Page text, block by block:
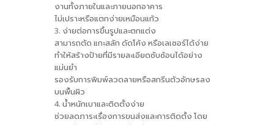
งานทั้งภายในและภายนอกอาคาร
ไม่เปราะหรือแตกง่ายเหมือนแก้ว
3. ง่ายต่อการขึ้นรูปและตกแต่ง
สามารถตัด แกะสลัก ดัดโค้ง หรือเลเซอร์ได้ง่าย
ทำให้สร้างป้ายที่มีรายละเอียดซับซ้อนได้อย่าง
แม่นยำ
รองรับการพิมพ์ลวดลายหรือสกรีนตัวอักษรลง
บนพื้นผิว
4. น้ำหนักเบาและติดตั้งง่าย
ช่วยลดภาระเรื่องการขนส่งและการติดตั้ง โดย